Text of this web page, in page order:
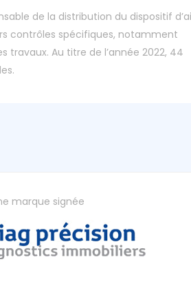
de la distribution du dispositif
contrôles spécifiques, notamment
Au titre de l’année 2022, 44
marque signée